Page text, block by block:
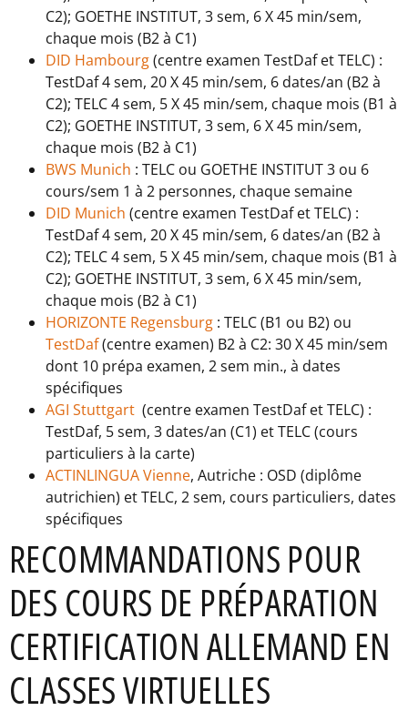
C2); GOETHE INSTITUT, 3 sem, 6 X 45 min/sem,
chaque mois (B2 à C1)
DID Hambourg(centre examen TestDaf et TELC) :
TestDaf 4 sem, 20 X 45 min/sem, 6 dates/an (B2 à
C2); TELC 4 sem, 5 X 45 min/sem, chaque mois (B1 à
C2); GOETHE INSTITUT, 3 sem, 6 X 45 min/sem,
chaque mois (B2 à C1)
BWS Munich : TELC ou GOETHE INSTITUT 3 ou 6
cours/sem 1 à 2 personnes, chaque semaine
DID Munich (centre examen TestDaf et TELC) :
TestDaf 4 sem, 20 X 45 min/sem, 6 dates/an (B2 à
C2); TELC 4 sem, 5 X 45 min/sem, chaque mois (B1 à
C2); GOETHE INSTITUT, 3 sem, 6 X 45 min/sem,
chaque mois (B2 à C1)
HORIZONTE Regensburg : TELC (B1 ou B2) ou
TestDaf(centre examen) B2 à C2: 30 X 45 min/sem
dont 10 prépa examen, 2 sem min., à dates
spécifiques
AGI Stuttgart (centre examen TestDaf et TELC) :
TestDaf, 5 sem, 3 dates/an (C1) et TELC (cours
particuliers à la carte)
ACTINLINGUA Vienne, Autriche : OSD (diplôme
autrichien) et TELC, 2 sem, cours particuliers, dates
spécifiques
RECOMMANDATIONS POUR
DES COURS DE PRÉPARATION
CERTIFICATION ALLEMAND EN
CLASSES VIRTUELLES